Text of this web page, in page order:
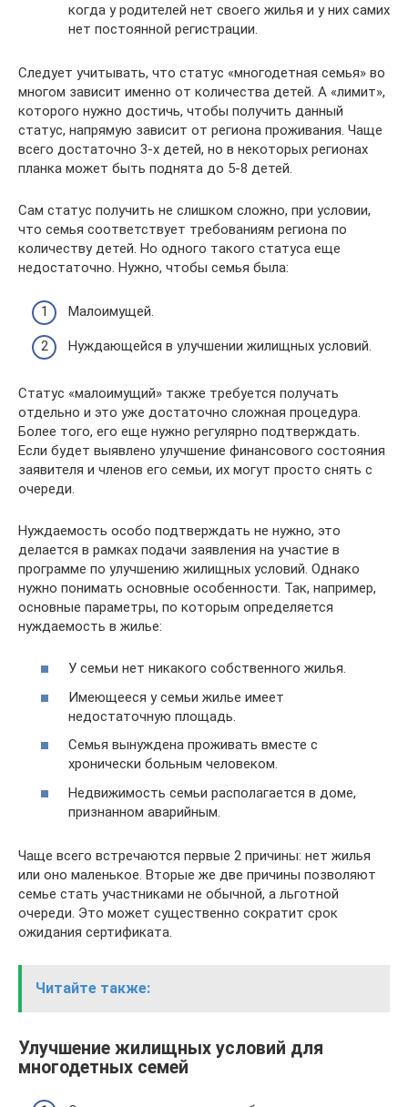
когда у родителей нет своего жилья и у них самих
нет постоянной регистрации.
Следует учитывать, что статус «многодетная семья» во
многом зависит именно от количества детей. А «лимит»,
которого нужно достичь, чтобы получить данный
статус, напрямую зависит от региона проживания. Чаще
всего достаточно 3-х детей, но в некоторых регионах
планка может быть поднята до 5-8 детей.
Сам статус получить не слишком сложно, при условии,
что семья соответствует требованиям региона по
количеству детей. Но одного такого статуса еще
недостаточно. Нужно, чтобы семья была:
Малоимущей.
Нуждающейся в улучшении жилищных условий.
Статус «малоимущий» также требуется получать
отдельно и это уже достаточно сложная процедура.
Более того, его еще нужно регулярно подтверждать.
Если будет выявлено улучшение финансового состояния
заявителя и членов его семьи, их могут просто снять с
очереди.
Нуждаемость особо подтверждать не нужно, это
делается в рамках подачи заявления на участие в
программе по улучшению жилищных условий. Однако
нужно понимать основные особенности. Так, например,
основные параметры, по которым определяется
нуждаемость в жилье:
У семьи нет никакого собственного жилья.
Имеющееся у семьи жилье имеет
недостаточную площадь.
Семья вынуждена проживать вместе с
хронически больным человеком.
Недвижимость семьи располагается в доме,
признанном аварийным.
Чаще всего встречаются первые 2 причины: нет жилья
или оно маленькое. Вторые же две причины позволяют
семье стать участниками не обычной, а льготной
очереди. Это может существенно сократит срок
ожидания сертификата.
Читайте также:
Улучшение жилищных условий для
многодетных семей